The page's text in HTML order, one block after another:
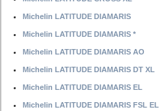
Michelin LATITUDE DIAMARIS
Michelin LATITUDE DIAMARIS *
Michelin LATITUDE DIAMARIS AO
Michelin LATITUDE DIAMARIS DT XL
Michelin LATITUDE DIAMARIS EL
Michelin LATITUDE DIAMARIS FSL EL